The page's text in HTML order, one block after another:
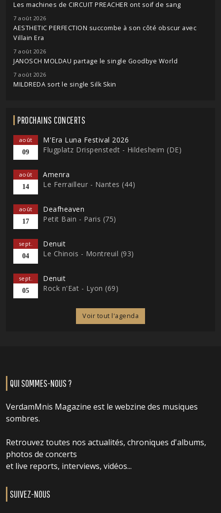
Les machines de CIRCUIT PREACHER ont soif de sang
7 août 2026
AESTHETIC PERFECTION succombe à son côté obscur avec
Villain Era
7 août 2026
JANOSCH MOLDAU partage le single Goodbye World
7 août 2026
MILDREDA sort le single Silk Skin
PROCHAINS CONCERTS
août
09
M'Era Luna Festival 2026
Flugplatz Drispenstedt - Hildesheim (DE)
août
14
Amenra
Le Ferrailleur - Nantes (44)
août
17
Deafheaven
Petit Bain - Paris (75)
sept.
04
Denuit
Le Chinois - Montreuil (93)
sept.
05
Denuit
Rock n'Eat - Lyon (69)
Voir tout l'agenda
QUI SOMMES-NOUS ?
VerdamMnis Magazine est le webzine des musiques
sombres.
Retrouvez toutes nos actualités, chroniques d'albums,
photos de concerts
et live reports, interviews, vidéos...
SUIVEZ-NOUS